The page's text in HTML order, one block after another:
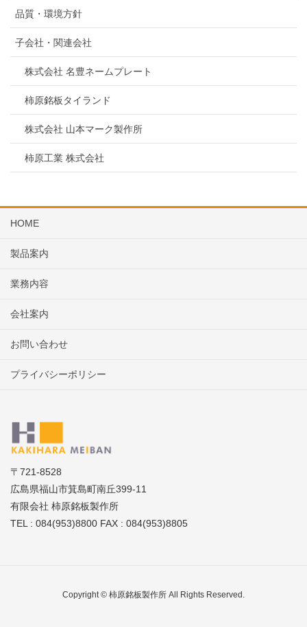
品質・環境方針
子会社・関連会社
株式会社 名豊ネームプレート
柿原銘板タイランド
株式会社 山本マーク製作所
柿原工業 株式会社
HOME
製品案内
業務内容
会社案内
お問い合わせ
プライバシーポリシー
〒721-8528
広島県福山市箕島町南丘399-11
有限会社 柿原銘板製作所
TEL : 084(953)8800 FAX : 084(953)8805
Copyright © 柿原銘板製作所 All Rights Reserved.